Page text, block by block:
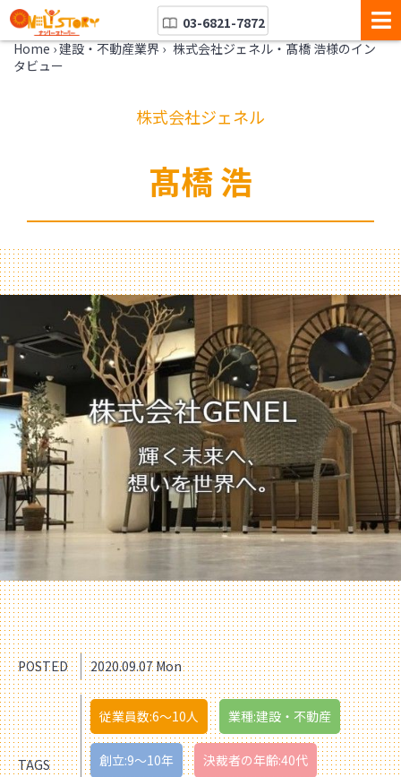
03-6821-7872
Home ›建設・不動産業界 › 株式会社ジェネル・髙橋 浩様のイン
タビュー
株式会社ジェネル
髙橋 浩
POSTED 2020.09.07 Mon
TAGS
従業員数:6～10人 業種:建設・不動産
創立:9〜10年 決裁者の年齢:40代